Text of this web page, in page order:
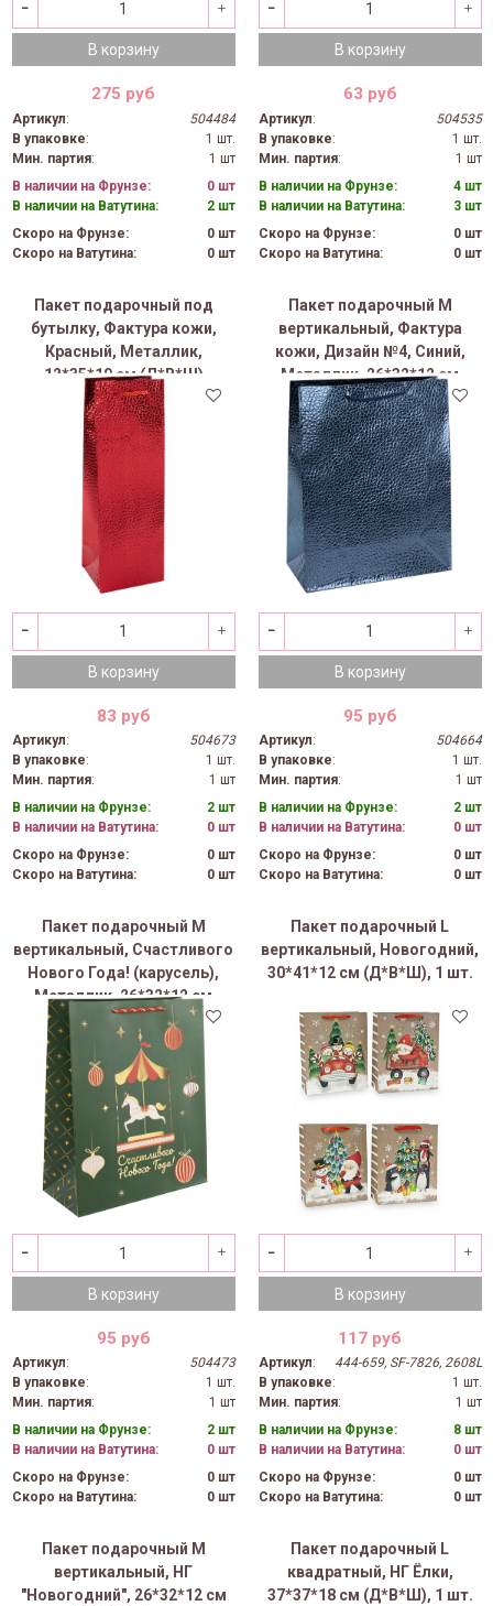
В корзину
275 руб
Артикул:
504484
В упаковке:
1 шт.
Мин. партия:
1 шт
В наличии на Фрунзе:
0 шт
В наличии на Ватутина:
2 шт
Скоро на Фрунзе:
0 шт
Скоро на Ватутина:
0 шт
В корзину
63 руб
Артикул:
504535
В упаковке:
1 шт.
Мин. партия:
1 шт
В наличии на Фрунзе:
4 шт
В наличии на Ватутина:
3 шт
Скоро на Фрунзе:
0 шт
Скоро на Ватутина:
0 шт
Пакет подарочный под
бутылку, Фактура кожи,
Красный, Металлик,
12*35*10 см (Д*В*Ш)
В корзину
83 руб
Артикул:
504673
В упаковке:
1 шт.
Мин. партия:
1 шт
В наличии на Фрунзе:
2 шт
В наличии на Ватутина:
0 шт
Скоро на Фрунзе:
0 шт
Скоро на Ватутина:
0 шт
Пакет подарочный M
вертикальный, Фактура
кожи, Дизайн №4, Синий,
Металлик, 26*32*12 см
(Д*В*Ш), 1 шт.
В корзину
95 руб
Артикул:
504664
В упаковке:
1 шт.
Мин. партия:
1 шт
В наличии на Фрунзе:
2 шт
В наличии на Ватутина:
0 шт
Скоро на Фрунзе:
0 шт
Скоро на Ватутина:
0 шт
Пакет подарочный M
вертикальный, Счастливого
Нового Года! (карусель),
Металлик, 26*32*12 см
(Д*В*Ш), 1 шт.
В корзину
95 руб
Артикул:
504473
В упаковке:
1 шт.
Мин. партия:
1 шт
В наличии на Фрунзе:
2 шт
В наличии на Ватутина:
0 шт
Скоро на Фрунзе:
0 шт
Скоро на Ватутина:
0 шт
Пакет подарочный L
вертикальный, Новогодний,
30*41*12 см (Д*В*Ш), 1 шт.
В корзину
117 руб
Артикул:
444-659, SF-7826, 2608L
В упаковке:
1 шт.
Мин. партия:
1 шт
В наличии на Фрунзе:
8 шт
В наличии на Ватутина:
0 шт
Скоро на Фрунзе:
0 шт
Скоро на Ватутина:
0 шт
Пакет подарочный M
вертикальный, НГ
"Новогодний", 26*32*12 см
Пакет подарочный L
квадратный, НГ Ёлки,
37*37*18 см (Д*В*Ш), 1 шт.